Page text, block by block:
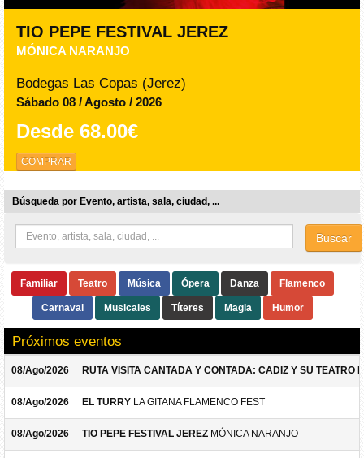
TIO PEPE FESTIVAL JEREZ
MÓNICA NARANJO
Bodegas Las Copas (Jerez)
Sábado 08 / Agosto / 2026
Desde 68.00€
COMPRAR
Búsqueda por Evento, artista, sala, ciudad, ...
Buscar
Familiar Teatro Música Ópera Danza Flamenco
Carnaval Musicales Títeres Magia Humor
Próximos eventos
08/Ago/2026 RUTA VISITA CANTADA Y CONTADA: CADIZ Y SU TEATRO
08/Ago/2026 EL TURRY LA GITANA FLAMENCO FEST
08/Ago/2026 TIO PEPE FESTIVAL JEREZ MÓNICA NARANJO